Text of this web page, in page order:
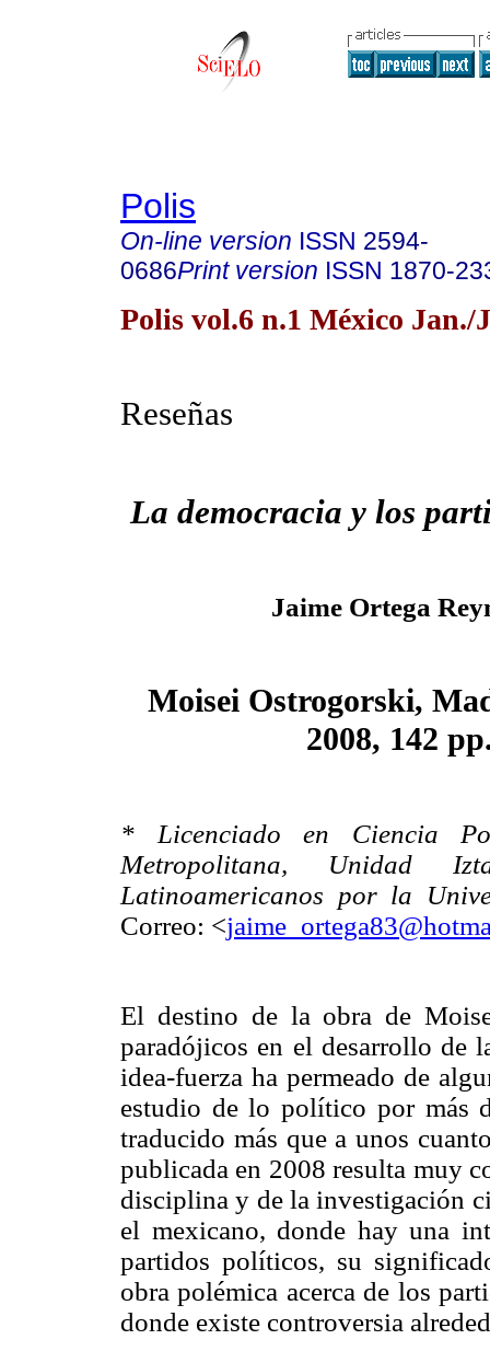
Polis
On-line version ISSN 2594-
0686Print version ISSN 1870-
Polis vol.6 n.1 México Jan./
Reseñas
La democracia y los
Jaime Ortega
Moisei Ostrogorski,
2008, 142
* Licenciado en Ciencia
Metropolitana, Unidad
Latinoamericanos por la
Correo: <
El destino de la obra de
paradójicos en el desarrollo de
idea-fuerza ha permeado de
estudio de lo político por más
traducido más que a unos
publicada en 2008 resulta muy
disciplina y de la investigación
el mexicano, donde hay una
partidos políticos, su
obra polémica acerca de los
donde existe controversia